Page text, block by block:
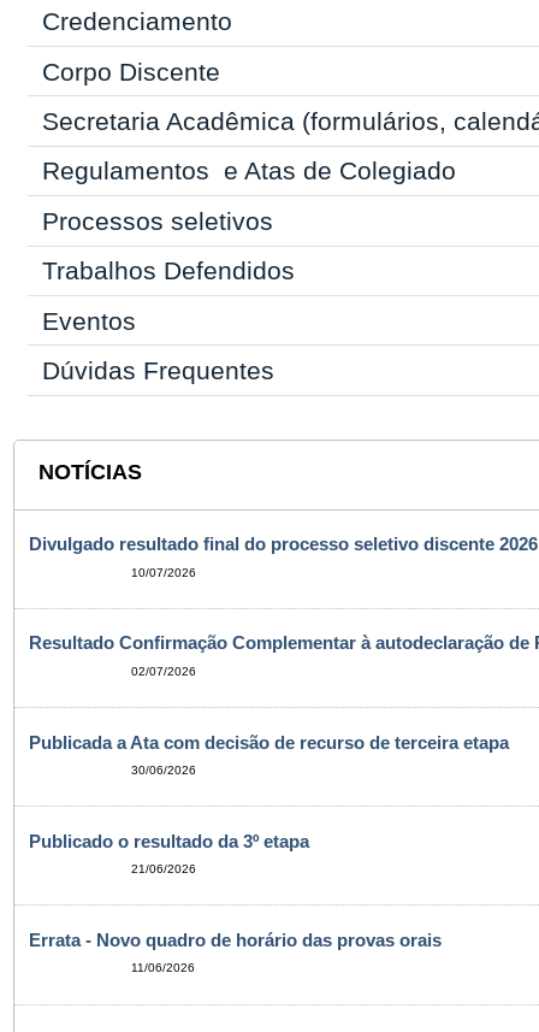
Credenciamento
Corpo Discente
Secretaria Acadêmica (formulários,
Regulamentos e Atas de Colegiado
Processos seletivos
Trabalhos Defendidos
Eventos
Dúvidas Frequentes
NOTÍCIAS
Divulgado resultado final do processo seletivo discente 2026
10/07/2026
Resultado Confirmação Complementar à autodeclaração de
02/07/2026
Publicada a Ata com decisão de recurso de terceira etapa
30/06/2026
Publicado o resultado da 3º etapa
21/06/2026
Errata - Novo quadro de horário das provas orais
11/06/2026